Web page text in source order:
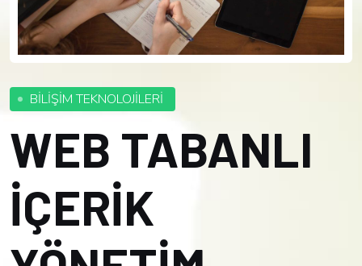
BİLİŞİM TEKNOLOJİLERİ
WEB TABANLI
İÇERİK